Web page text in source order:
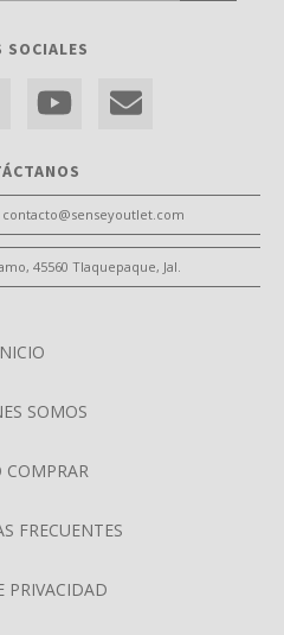
SOCIALES
contacto@senseyoutlet.com
45560 Tlaquepaque, Jal.
SOMOS
COMPRAR
FRECUENTES
PRIVACIDAD